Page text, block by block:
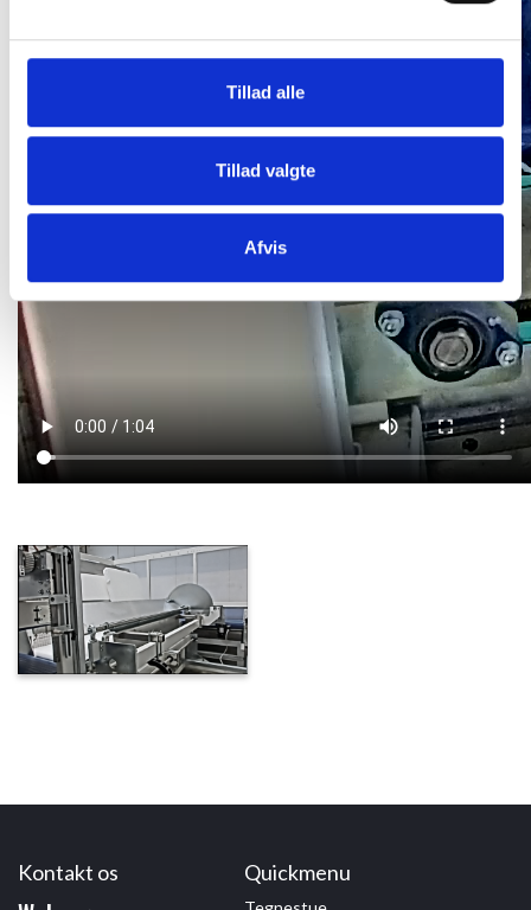
Tillad alle
Tillad valgte
Afvis
Kontakt os Quickmenu